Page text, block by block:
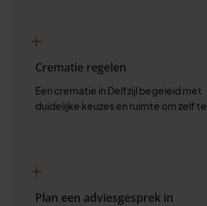
Crematie regelen
Een crematie in Delfzijl begeleid met
duidelijke keuzes en ruimte om zelf te
Plan een adviesgesprek in